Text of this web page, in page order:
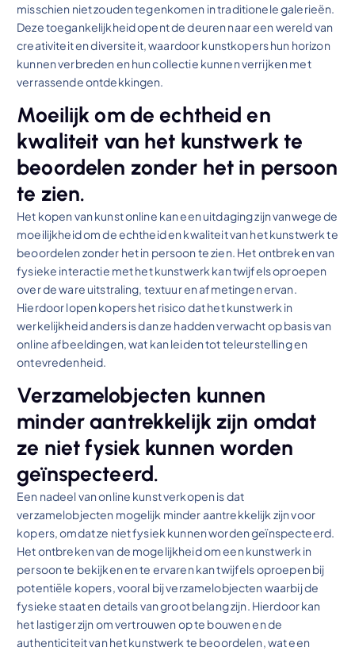
misschien niet zouden tegenkomen in traditionele galerieën.
Deze toegankelijkheid opent de deuren naar een wereld van
creativiteit en diversiteit, waardoor kunstkopers hun horizon
kunnen verbreden en hun collectie kunnen verrijken met
verrassende ontdekkingen.
Moeilijk om de echtheid en
kwaliteit van het kunstwerk te
beoordelen zonder het in persoon
te zien.
Het kopen van kunst online kan een uitdaging zijn vanwege de
moeilijkheid om de echtheid en kwaliteit van het kunstwerk te
beoordelen zonder het in persoon te zien. Het ontbreken van
fysieke interactie met het kunstwerk kan twijfels oproepen
over de ware uitstraling, textuur en afmetingen ervan.
Hierdoor lopen kopers het risico dat het kunstwerk in
werkelijkheid anders is dan ze hadden verwacht op basis van
online afbeeldingen, wat kan leiden tot teleurstelling en
ontevredenheid.
Verzamelobjecten kunnen
minder aantrekkelijk zijn omdat
ze niet fysiek kunnen worden
geïnspecteerd.
Een nadeel van online kunst verkopen is dat
verzamelobjecten mogelijk minder aantrekkelijk zijn voor
kopers, omdat ze niet fysiek kunnen worden geïnspecteerd.
Het ontbreken van de mogelijkheid om een kunstwerk in
persoon te bekijken en te ervaren kan twijfels oproepen bij
potentiële kopers, vooral bij verzamelobjecten waarbij de
fysieke staat en details van groot belang zijn. Hierdoor kan
het lastiger zijn om vertrouwen op te bouwen en de
authenticiteit van het kunstwerk te beoordelen, wat een